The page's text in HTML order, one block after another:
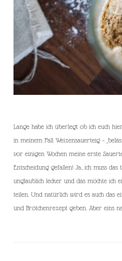
Lange habe ich überlegt ob ich euch
in meinem Fall Weizensauerteig –
vor einigen Wochen meine erste
Entscheidung gefallen! Ja, ich muss das
unglaublich lecker und das möchte ich
teilen. Und natürlich wird es auch das
und Brötchenrezept geben. Aber eins